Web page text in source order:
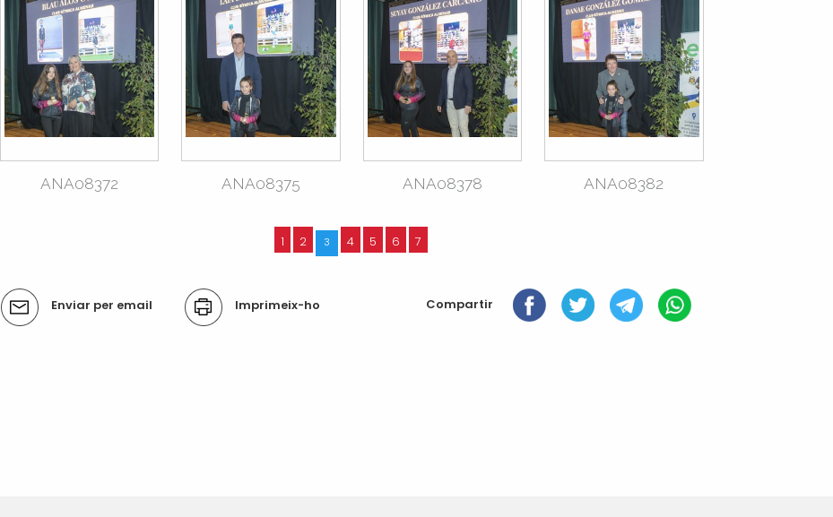
ANA08372 ANA08375 ANA08378 ANA08382
1 2 3 4 5 6 7
Accions
del
Enviar per email Imprimeix-ho Compartir